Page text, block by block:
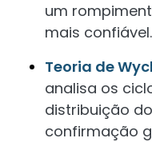
um
mais confiável.
Teoria de
analisa os
distribuição
confirmação